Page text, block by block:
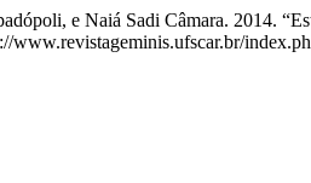
e Naiá Sadi Câmara. 2014.
www.revistageminis.ufscar.br/